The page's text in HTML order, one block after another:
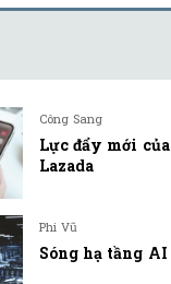
Công Sang
Lực đẩy mới của
Lazada
Phi Vũ
Sóng hạ tầng AI